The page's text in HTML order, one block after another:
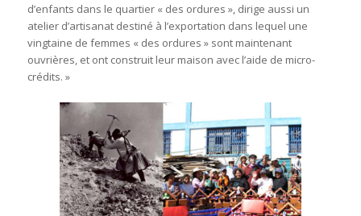
d’enfants dans le quartier « des ordures », dirige aussi un
atelier d’artisanat destiné à l’exportation dans lequel une
vingtaine de femmes « des ordures » sont maintenant
ouvrières, et ont construit leur maison avec l’aide de micro-
crédits. »